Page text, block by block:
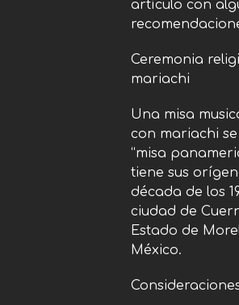
artículo con
Ceremonia
mariachi
Una misa
con mariachi
“misa
tiene sus
década de los
ciudad de
Estado de
México.